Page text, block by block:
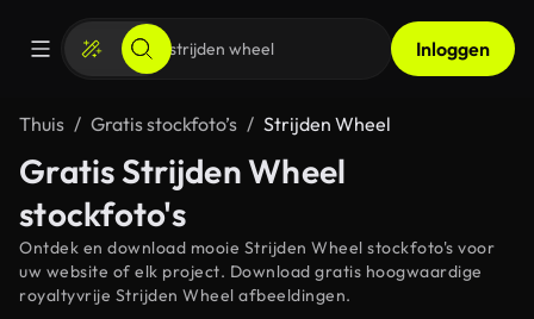
Inloggen
Thuis Gratis stockfoto’s Strijden Wheel
Gratis Strijden Wheel
stockfoto's
Ontdek en download mooie Strijden Wheel stockfoto's voor
uw website of elk project. Download gratis hoogwaardige
royaltyvrije Strijden Wheel afbeeldingen.